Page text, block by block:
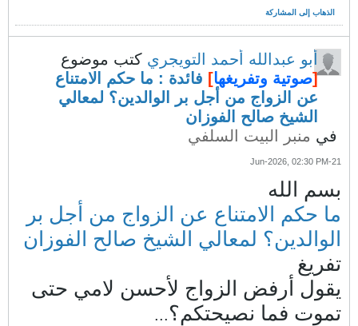
الذهاب إلى المشاركة
أبو عبدالله أحمد التويجري كتب موضوع
[صوتية وتفريغها] فائدة : ما حكم الامتناع
عن الزواج من أجل بر الوالدين؟ لمعالي
الشيخ صالح الفوزان
في منبر البيت السلفي
21-Jun-2026, 02:30 PM
بسم الله
ما حكم الامتناع عن الزواج من أجل بر
الوالدين؟ لمعالي الشيخ صالح الفوزان
تفريغ
يقول أرفض الزواج لأحسن لامي حتى
تموت فما نصيحتكم؟...